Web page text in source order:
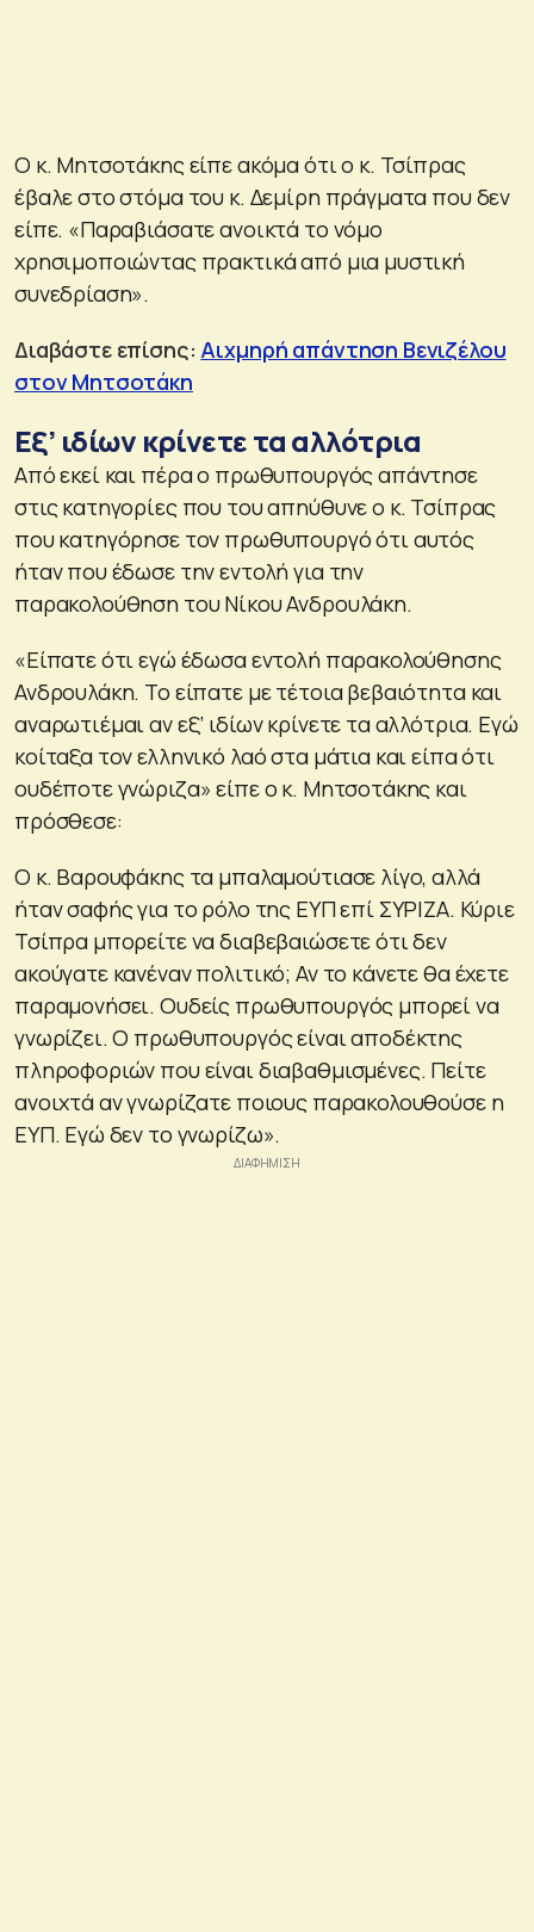
Ο κ. Μητσοτάκης είπε ακόμα ότι ο κ. Τσίπρας
έβαλε στο στόμα του κ. Δεμίρη πράγματα που δεν
είπε. «Παραβιάσατε ανοικτά το νόμο
χρησιμοποιώντας πρακτικά από μια μυστική
συνεδρίαση».
Διαβάστε επίσης: Αιχμηρή απάντηση Βενιζέλου
στον Μητσοτάκη
Εξ’ ιδίων κρίνετε τα αλλότρια
Από εκεί και πέρα ο πρωθυπουργός απάντησε
στις κατηγορίες που του απηύθυνε ο κ. Τσίπρας
που κατηγόρησε τον πρωθυπουργό ότι αυτός
ήταν που έδωσε την εντολή για την
παρακολούθηση του Νίκου Ανδρουλάκη.
«Είπατε ότι εγώ έδωσα εντολή παρακολούθησης
Ανδρουλάκη. Το είπατε με τέτοια βεβαιότητα και
αναρωτιέμαι αν εξ’ ιδίων κρίνετε τα αλλότρια. Εγώ
κοίταξα τον ελληνικό λαό στα μάτια και είπα ότι
ουδέποτε γνώριζα» είπε ο κ. Μητσοτάκης και
πρόσθεσε:
Ο κ. Βαρουφάκης τα μπαλαμούτιασε λίγο, αλλά
ήταν σαφής για το ρόλο της ΕΥΠ επί ΣΥΡΙΖΑ. Κύριε
Τσίπρα μπορείτε να διαβεβαιώσετε ότι δεν
ακούγατε κανέναν πολιτικό; Αν το κάνετε θα έχετε
παραμονήσει. Ουδείς πρωθυπουργός μπορεί να
γνωρίζει. Ο πρωθυπουργός είναι αποδέκτης
πληροφοριών που είναι διαβαθμισμένες. Πείτε
ανοιχτά αν γνωρίζατε ποιους παρακολουθούσε η
ΕΥΠ. Εγώ δεν το γνωρίζω».